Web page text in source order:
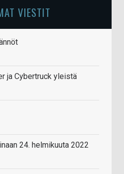
VIESTIT
ja Cybertruck yleistä
24. helmikuuta 2022